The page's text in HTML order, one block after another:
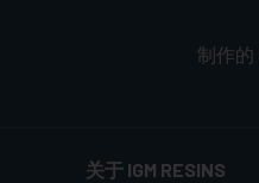
制作的
关于 IGM RESINS